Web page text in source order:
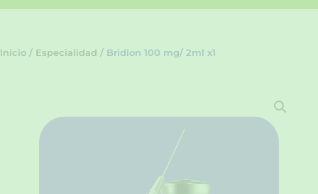
Inicio / Especialidad / Bridion 100 mg/ 2ml x1